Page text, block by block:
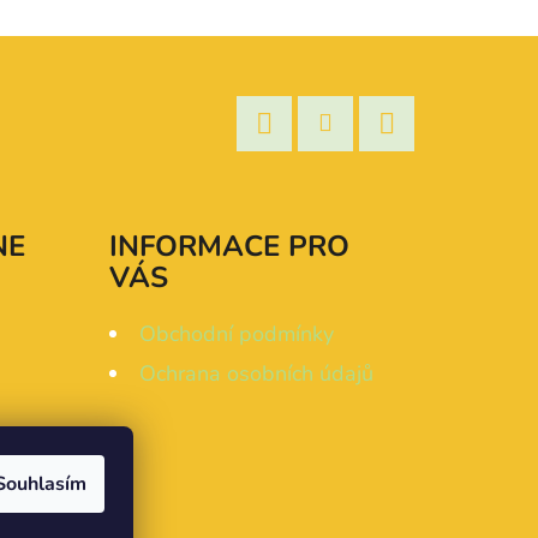
INFORMACE PRO
VÁS
Obchodní podmínky
Ochrana osobních údajů